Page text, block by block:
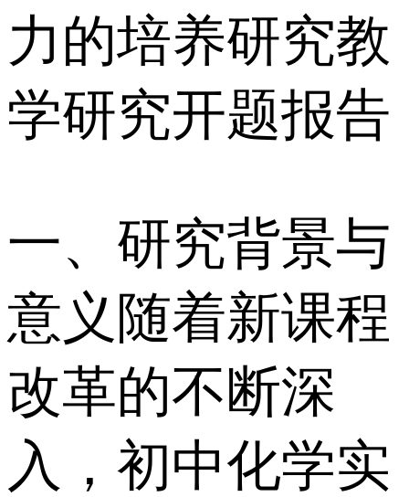
力的培养研究教
学研究开题报告
一、研究背景与
意义 随着新课程
改革的不断深
入，初中化学实